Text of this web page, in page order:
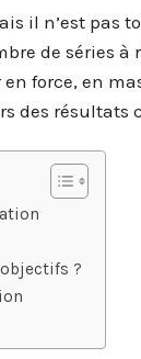
il n’est pas
de séries à
force, en
des résultats
?